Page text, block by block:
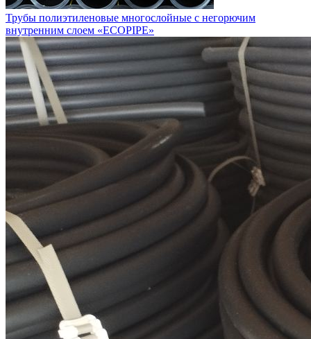
Трубы полиэтиленовые многослойные с негорючим
внутренним слоем «ECOPIPE»